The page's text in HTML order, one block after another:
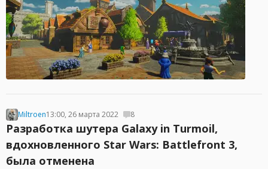
Miltroen13:00, 26 марта 2022 8
Разработка шутера Galaxy in Turmoil,
вдохновленного Star Wars: Battlefront 3,
была отменена